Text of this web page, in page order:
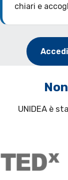
chiari e
UNIDEA è